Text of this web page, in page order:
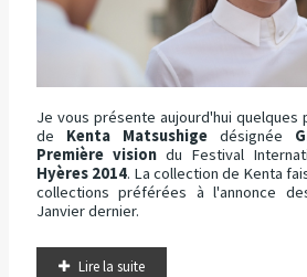
Je vous présente aujourd'hui
de Kenta Matsushigedésignée
Première visiondu Festival
Hyères 2014. La collection de Kenta
collections préférées à l'annonce
Janvier dernier.
Lire la suite